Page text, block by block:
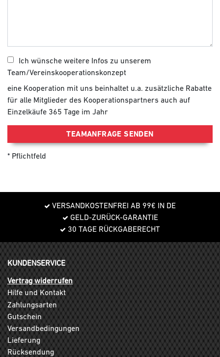
Ich wünsche weitere Infos zu unserem
Team/Vereinskooperationskonzept
eine Kooperation mit uns beinhaltet u.a. zusätzliche Rabatte
für alle Mitglieder des Kooperationspartners auch auf
Einzelkäufe 365 Tage im Jahr
TEAMANFRAGE SENDEN
Pflichtfeld
VERSANDKOSTENFREI AB 99€ IN DE
GELD-ZURÜCK-GARANTIE
30 TAGE RÜCKGABERECHT
KUNDENSERVICE
Vertrag widerrufen
Hilfe und Kontakt
Zahlungsarten
Gutschein
Versandbedingungen
Lieferung
Rücksendung